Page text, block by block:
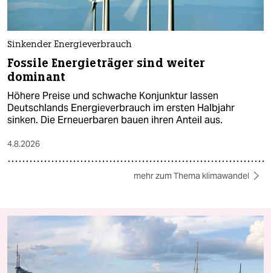
Sinkender Energieverbrauch
Fossile Energieträger sind weiter
dominant
Höhere Preise und schwache Konjunktur lassen
Deutschlands Energieverbrauch im ersten Halbjahr
sinken. Die Erneuerbaren bauen ihren Anteil aus.
4.8.2026
mehr zum Thema klimawandel